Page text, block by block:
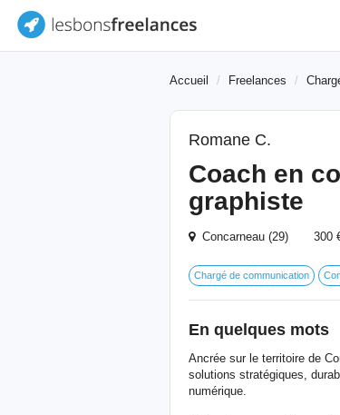
Accueil Freelances
Romane C.
Coach en
graphiste
Concarneau (29) 300
Chargé de communication
En quelques mots
Ancrée sur le territoire de
solutions stratégiques,
numérique.